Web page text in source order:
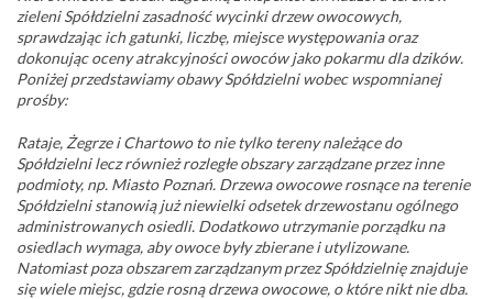
zieleni Spółdzielni zasadność wycinki drzew owocowych,
sprawdzając ich gatunki, liczbę, miejsce występowania oraz
dokonując oceny atrakcyjności owoców jako pokarmu dla dzików.
Poniżej przedstawiamy obawy Spółdzielni wobec wspomnianej
prośby:
Rataje, Żegrze i Chartowo to nie tylko tereny należące do
Spółdzielni lecz również rozległe obszary zarządzane przez inne
podmioty, np. Miasto Poznań. Drzewa owocowe rosnące na terenie
Spółdzielni stanowią już niewielki odsetek drzewostanu ogólnego
administrowanych osiedli. Dodatkowo utrzymanie porządku na
osiedlach wymaga, aby owoce były zbierane i utylizowane.
Natomiast poza obszarem zarządzanym przez Spółdzielnię znajduje
się wiele miejsc, gdzie rosną drzewa owocowe, o które nikt nie dba.